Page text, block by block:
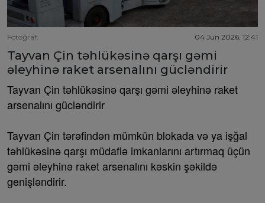
Fotoğraf: 04 Jun 2026, 12:41
Tayvan Çin təhlükəsinə qarşı gəmi
əleyhinə raket arsenalını gücləndirir
Tayvan Çin təhlükəsinə qarşı gəmi əleyhinə raket
arsenalını gücləndirir
Tayvan Çin tərəfindən mümkün blokada və ya işğal
təhlükəsinə qarşı müdafiə imkanlarını artırmaq üçün
gəmi əleyhinə raket arsenalını kəskin şəkildə
genişləndirir.